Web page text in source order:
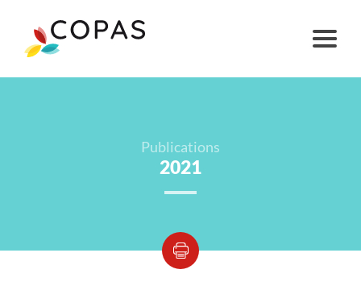
Publications
2021